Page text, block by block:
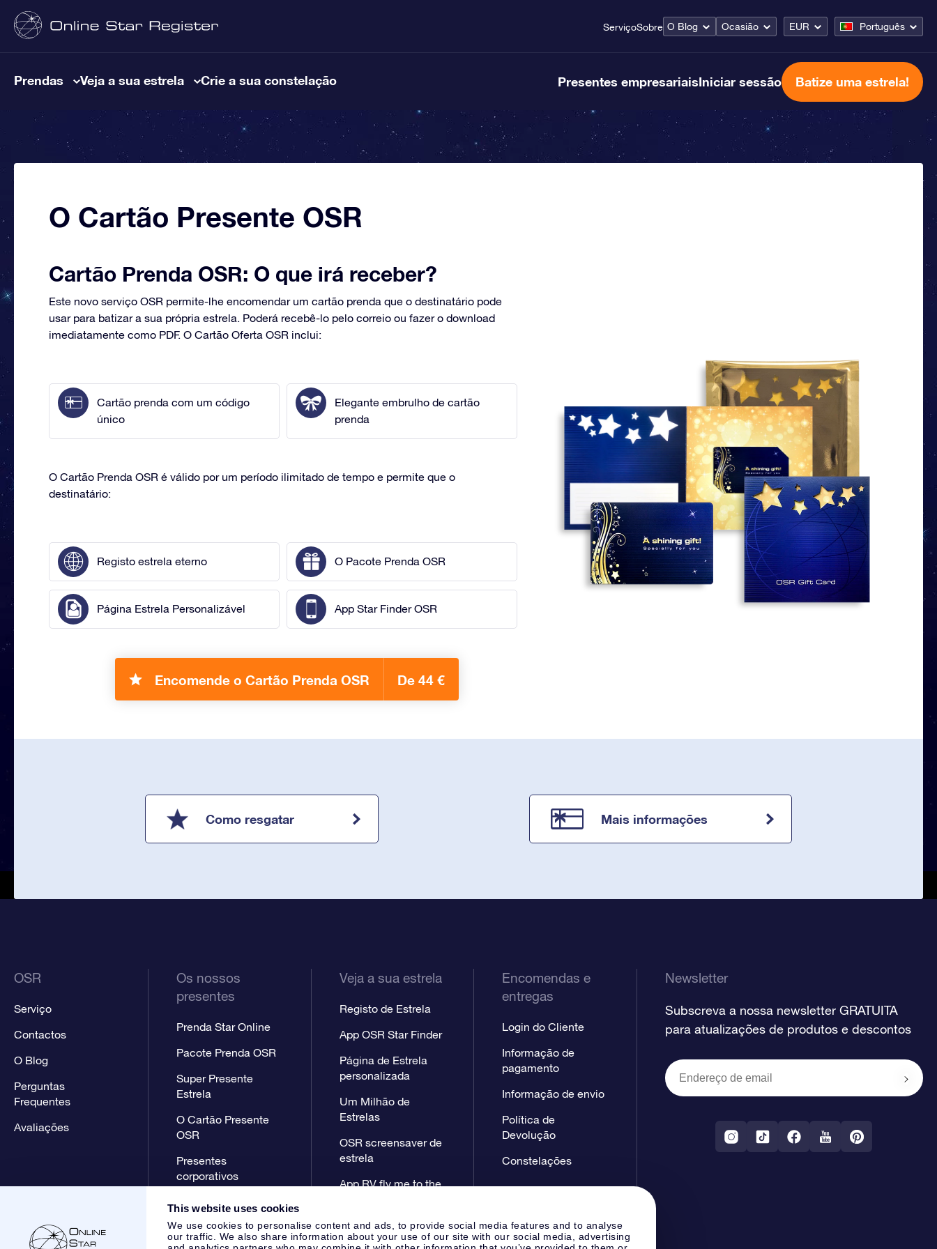
This website uses cookies
We use cookies to personalise content and ads, to provide social media features and to analyse
our traffic. We also share information about your use of our site with our social media, advertising
ServiçoSobre O Blog Ocasião EUR Português
Prendas Veja a sua estrela Crie a sua constelação Presentes empresariaisIniciar sessão Batize uma estrela!
O Cartão Presente OSR
Cartão Prenda OSR: O que irá receber?
Este novo serviço OSR permite-lhe encomendar um cartão prenda que o destinatário pode
usar para batizar a sua própria estrela. Poderá recebê-lo pelo correio ou fazer o download
imediatamente como PDF. O Cartão Oferta OSR inclui:
Cartão prenda com um código
único
Elegante embrulho de cartão
prenda
O Cartão Prenda OSR é válido por um período ilimitado de tempo e permite que o
destinatário:
Registo estrela eterno O Pacote Prenda OSR
Página Estrela Personalizável App Star Finder OSR
Encomende o Cartão Prenda OSR De 44 €
Como resgatar Mais informações
OSR
Serviço
Contactos
O Blog
Perguntas
Frequentes
Avaliações
Os nossos
presentes
Prenda Star Online
Pacote Prenda OSR
Super Presente
Estrela
O Cartão Presente
OSR
Presentes
corporativos
Veja a sua estrela
Registo de Estrela
App OSR Star Finder
Página de Estrela
personalizada
Um Milhão de
Estrelas
OSR screensaver de
estrela
App RV fly me to the
Encomendas e
entregas
Login do Cliente
Informação de
pagamento
Informação de envio
Política de
Devolução
Constelações
Newsletter
Subscreva a nossa newsletter GRATUITA
para atualizações de produtos e descontos